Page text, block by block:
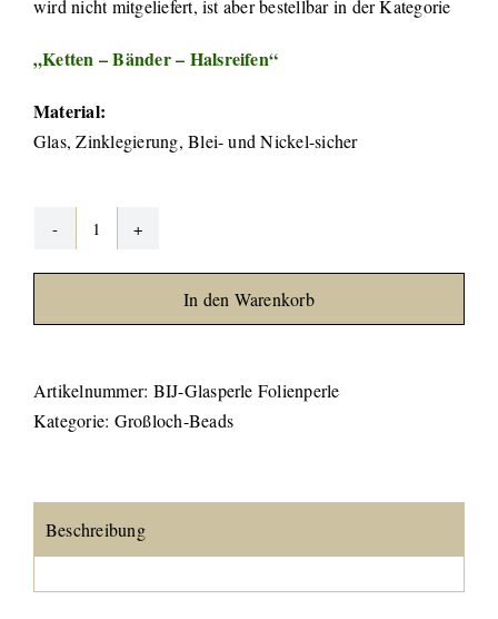
wird nicht mitgeliefert, ist aber bestellbar in der Kategorie
„Ketten – Bänder – Halsreifen“
Material:
Glas, Zinklegierung, Blei- und Nickel-sicher
Glasperle
Folienperle
In den Warenkorb
Artikelnummer: BIJ-Glasperle Folienperle
Kategorie: Großloch-Beads
Beschreibung